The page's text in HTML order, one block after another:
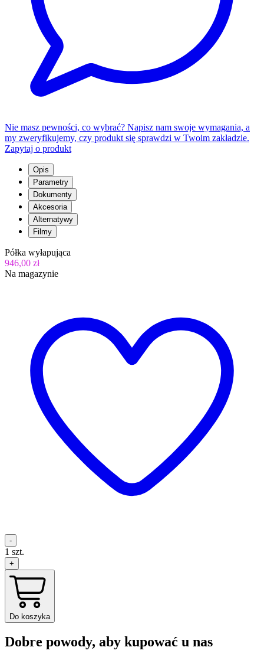
Nie masz pewności, co wybrać? Napisz nam swoje wymagania, a
my zweryfikujemy, czy produkt się sprawdzi w Twoim zakładzie.
Zapytaj o produkt
Opis
Parametry
Dokumenty
Akcesoria
Alternatywy
Filmy
Półka wyłapująca
946,00 zł
Na magazynie
-
1 szt.
+
Do koszyka
Dobre powody, aby kupować u nas